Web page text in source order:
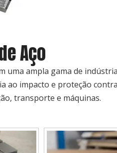
Aço
uma ampla gama de
impacto e proteção
transporte e máquinas.